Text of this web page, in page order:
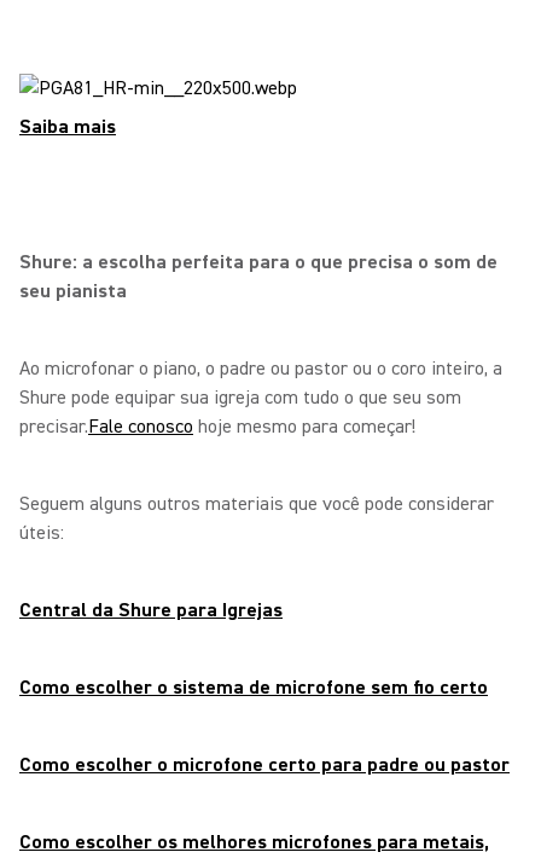
Saiba mais
Shure: a escolha perfeita para o que precisa o som de
seu pianista
Ao microfonar o piano, o padre ou pastor ou o coro inteiro, a
Shure pode equipar sua igreja com tudo o que seu som
precisar.Fale conosco hoje mesmo para começar!
Seguem alguns outros materiais que você pode considerar
úteis:
Central da Shure para Igrejas
Como escolher o sistema de microfone sem fio certo
Como escolher o microfone certo para padre ou pastor
Como escolher os melhores microfones para metais,